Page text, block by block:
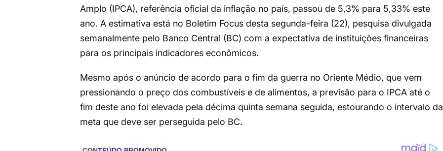
Amplo (IPCA), referência oficial da inflação no país, passou de 5,3% para 5,33% este
ano. A estimativa está no Boletim Focus desta segunda-feira (22), pesquisa divulgada
semanalmente pelo Banco Central (BC) com a expectativa de instituições financeiras
para os principais indicadores econômicos.
Mesmo após o anúncio de acordo para o fim da guerra no Oriente Médio, que vem
pressionando o preço dos combustíveis e de alimentos, a previsão para o IPCA até o
fim deste ano foi elevada pela décima quinta semana seguida, estourando o intervalo da
meta que deve ser perseguida pelo BC.